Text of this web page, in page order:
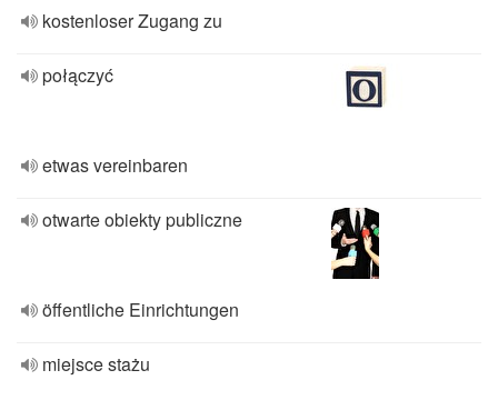
kostenloser Zugang zu
połączyć
etwas vereinbaren
otwarte obiekty publiczne
öffentliche Einrichtungen
miejsce stażu